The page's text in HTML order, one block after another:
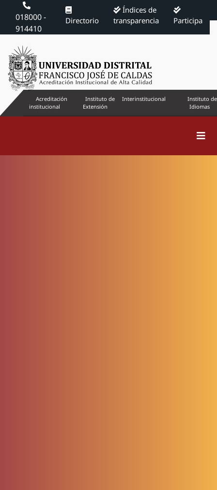
018000 -
914410
Directorio
Índices de
transparencia
Participa
Acreditación
institucional
Instituto de
Extensión
Interinstitucional
Instituto de
Idiomas